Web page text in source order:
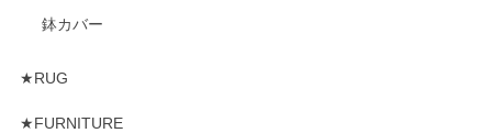
鉢カバー
★RUG
★FURNITURE